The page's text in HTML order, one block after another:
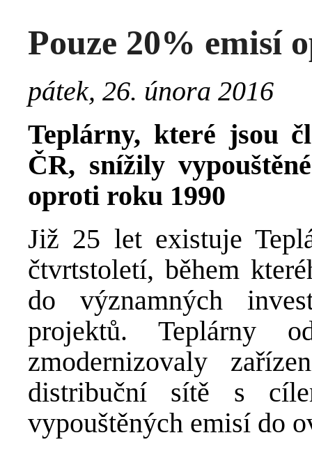
Pouze 20% emisí
pátek, 26. února 2016
Teplárny, které jsou
ČR, snížily
oproti roku 1990
Již 25 let existuje
čtvrtstoletí, během
do významných
projektů. Teplárny
zmodernizovaly
distribuční sítě s
vypouštěných emisí do